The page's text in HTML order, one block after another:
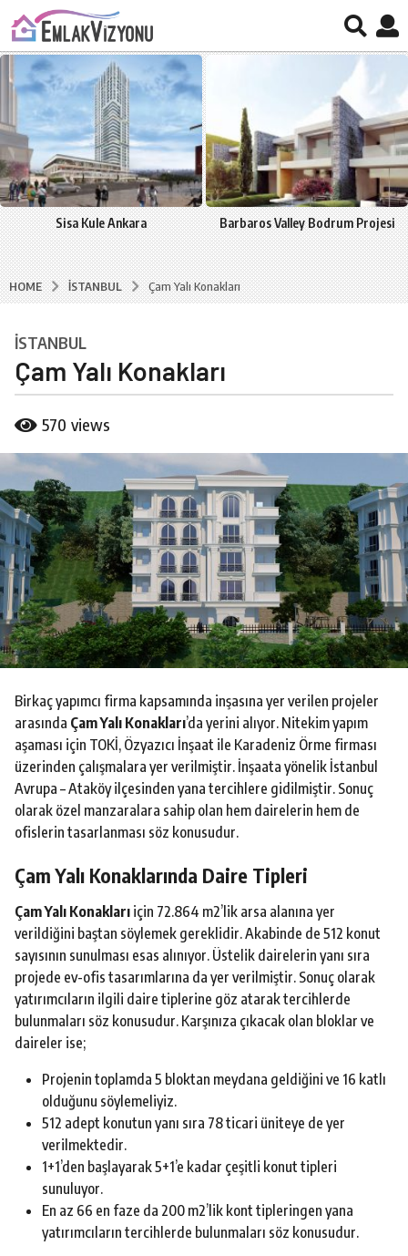
Sisa Kule Ankara Barbaros Valley Bodrum Projesi
HOME İSTANBUL Çam Yalı Konakları
8
y
a
g
8
y
ı
l
a
g
o
İSTANBUL
Çam Yalı Konakları
y
B
u
a
k
C
a
l
570 views
Birkaç yapımcı firma kapsamında inşasına yer verilen projeler
arasında Çam Yalı Konakları’da yerini alıyor. Nitekim yapım
aşaması için TOKİ, Özyazıcı İnşaat ile Karadeniz Örme firması
üzerinden çalışmalara yer verilmiştir. İnşaata yönelik İstanbul
Avrupa – Ataköy ilçesinden yana tercihlere gidilmiştir. Sonuç
olarak özel manzaralara sahip olan hem dairelerin hem de
ofislerin tasarlanması söz konusudur.
Çam Yalı Konaklarında Daire Tipleri
Çam Yalı Konakları için 72.864 m2’lik arsa alanına yer
verildiğini baştan söylemek gereklidir. Akabinde de 512 konut
sayısının sunulması esas alınıyor. Üstelik dairelerin yanı sıra
projede ev-ofis tasarımlarına da yer verilmiştir. Sonuç olarak
yatırımcıların ilgili daire tiplerine göz atarak tercihlerde
bulunmaları söz konusudur. Karşınıza çıkacak olan bloklar ve
daireler ise;
Projenin toplamda 5 bloktan meydana geldiğini ve 16 katlı
olduğunu söylemeliyiz.
512 adept konutun yanı sıra 78 ticari üniteye de yer
verilmektedir.
1+1’den başlayarak 5+1’e kadar çeşitli konut tipleri
sunuluyor.
En az 66 en faze da 200 m2’lik kont tipleringen yana
yatırımcıların tercihlerde bulunmaları söz konusudur.